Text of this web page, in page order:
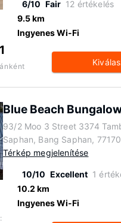
6/10 Fair 12 értékelés
9.5 km
Ingyenes Wi-Fi
Blue Beach
93/2 Moo 3 Street 3374
Saphan, Bang Saphan,
Térkép megjelenítése
10/10 Excellent 1
10.2 km
Ingyenes Wi-Fi